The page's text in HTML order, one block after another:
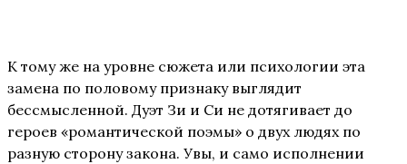
К тому же на уровне сюжета или психологии эта
замена по половому признаку выглядит
бессмысленной. Дуэт Зи и Си не дотягивает до
героев «романтической поэмы» о двух людях по
разную сторону закона. Увы, и само исполнении